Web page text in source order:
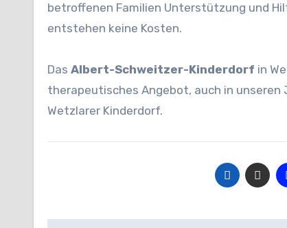
betroffenen Familien Unterstützung und
entstehen keine Kosten.
Das Albert-Schweitzer-Kinderdorf in
therapeutisches Angebot, auch in
Wetzlarer Kinderdorf.